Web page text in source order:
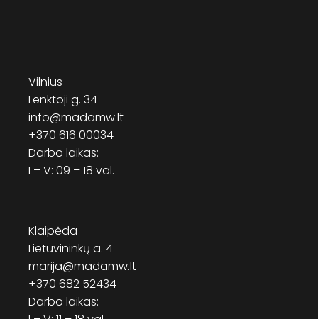
Vilnius
Lenktoji g. 34
info@madamw.lt
+370 616 00034
Darbo laikas:
I – V: 09 – 18 val.
Klaipėda
Lietuvininkų a. 4
marija@madamw.lt
+370 682 52434
Darbo laikas: